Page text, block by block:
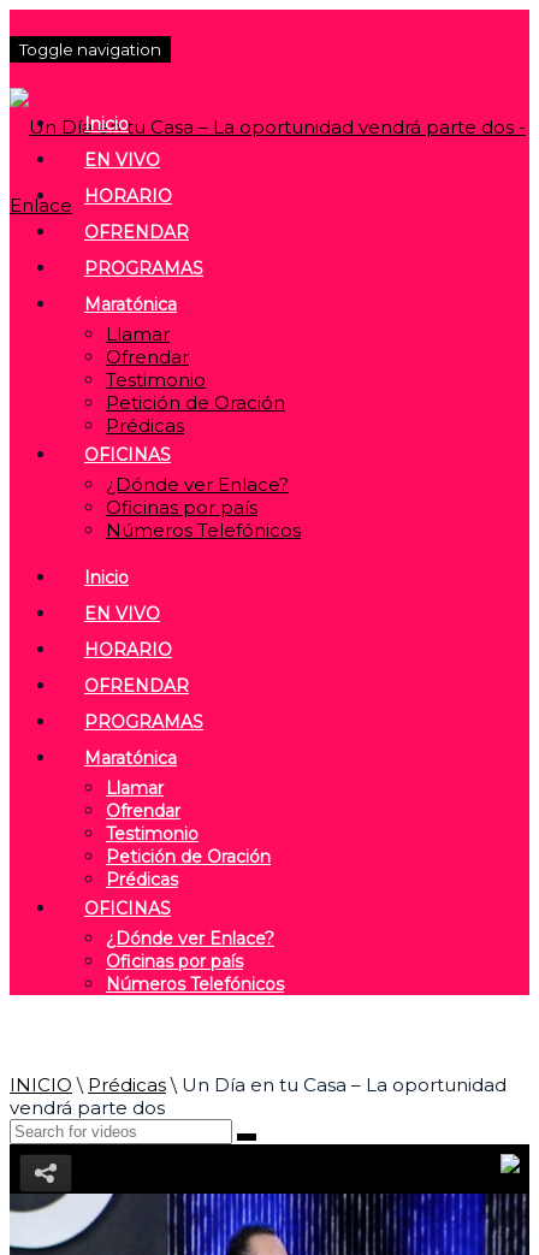
Toggle navigation
Inicio
EN VIVO
HORARIO
OFRENDAR
PROGRAMAS
Maratónica
Llamar
Ofrendar
Testimonio
Petición de Oración
Prédicas
OFICINAS
¿Dónde ver Enlace?
Oficinas por país
Números Telefónicos
Inicio
EN VIVO
HORARIO
OFRENDAR
PROGRAMAS
Maratónica
Llamar
Ofrendar
Testimonio
Petición de Oración
Prédicas
OFICINAS
¿Dónde ver Enlace?
Oficinas por país
Números Telefónicos
INICIO \ Prédicas\ Un Día en tu Casa – La oportunidad
vendrá parte dos